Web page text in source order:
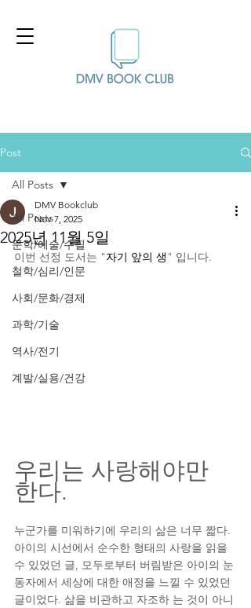
Post
All Posts
문학/예술/수필
철학/심리/인문
사회/문화/경제
과학/기술
역사/전기
계발/실용/건강
All Posts
2025년 11월 5일
DMV Bookclub
Nov 7, 2025
이번 선정 도서는 "자기 앞의 생 " 입니다.
우리는 사랑해야만
한다.
누군가를 미워하기에 우리의 삶은 너무 짧다.
아이의 시선에서 순수한 형태의 사랑을 읽을
수 있었던 글, 모두로부터 버림받은 아이의 눈
동자에서 세상에 대한 애정을 느낄 수 있었던
글이었다. 삶을 비관하고 자조하 는 것이 아니